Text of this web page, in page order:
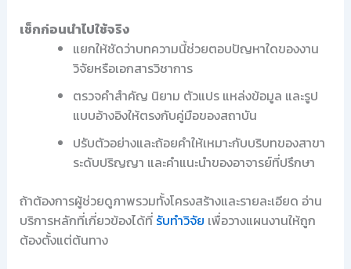
เช็กก่อนนำไปใช้จริง
แยกให้ชัดว่าบทความนี้ช่วยตอบปัญหาใดของงาน
วิจัยหรือเอกสารวิชาการ
ตรวจคำสำคัญ นิยาม ตัวแปร แหล่งข้อมูล และรูป
แบบอ้างอิงให้ตรงกับคู่มือของสถาบัน
ปรับตัวอย่างและถ้อยคำให้เหมาะกับบริบทของสาขา
ระดับปริญญา และคำแนะนำของอาจารย์ที่ปรึกษา
ถ้าต้องการผู้ช่วยดูภาพรวมทั้งโครงสร้างและรายละเอียด อ่าน
บริการหลักที่เกี่ยวข้องได้ที่ รับทำวิจัย เพื่อวางแผนงานให้ถูก
ต้องตั้งแต่ต้นทาง